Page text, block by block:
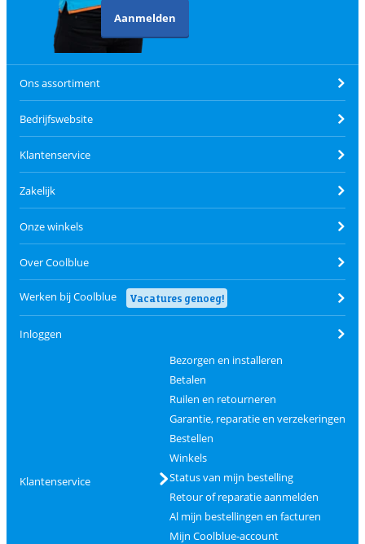
Aanmelden
Ons assortiment
Bedrijfswebsite
Klantenservice
Zakelijk
Onze winkels
Over Coolblue
Werken bij Coolblue Vacatures genoeg!
Inloggen
Klantenservice
Bezorgen en installeren
Betalen
Ruilen en retourneren
Garantie, reparatie en verzekeringen
Bestellen
Winkels
Status van mijn bestelling
Retour of reparatie aanmelden
Al mijn bestellingen en facturen
Mijn Coolblue-account